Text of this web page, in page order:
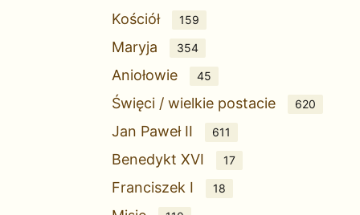
Kościół 159
Maryja 354
Aniołowie 45
Święci / wielkie postacie 620
Jan Paweł II 611
Benedykt XVI 17
Franciszek I 18